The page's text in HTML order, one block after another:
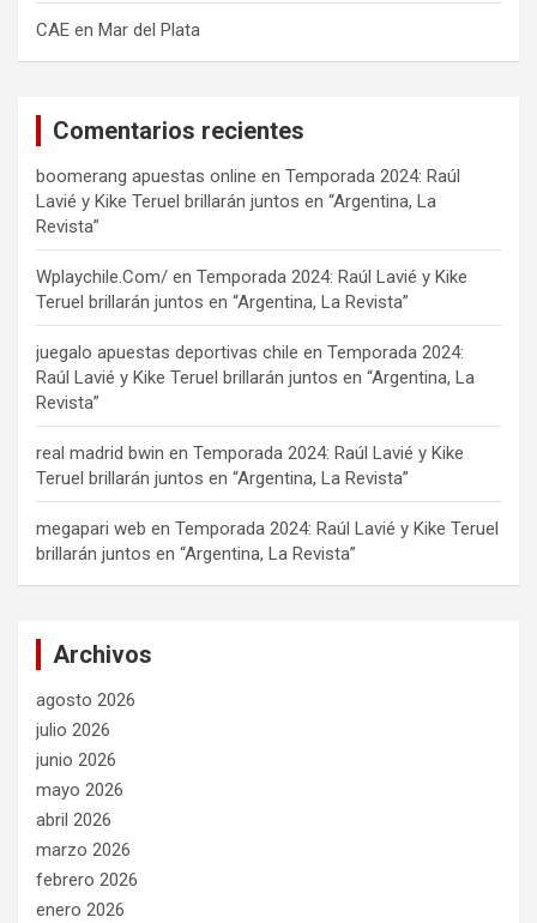
CAE en Mar del Plata
Comentarios recientes
boomerang apuestas online en Temporada 2024: Raúl
Lavié y Kike Teruel brillarán juntos en “Argentina, La
Revista”
Wplaychile.Com/ en Temporada 2024: Raúl Lavié y Kike
Teruel brillarán juntos en “Argentina, La Revista”
juegalo apuestas deportivas chile en Temporada 2024:
Raúl Lavié y Kike Teruel brillarán juntos en “Argentina, La
Revista”
real madrid bwin en Temporada 2024: Raúl Lavié y Kike
Teruel brillarán juntos en “Argentina, La Revista”
megapari web en Temporada 2024: Raúl Lavié y Kike Teruel
brillarán juntos en “Argentina, La Revista”
Archivos
agosto 2026
julio 2026
junio 2026
mayo 2026
abril 2026
marzo 2026
febrero 2026
enero 2026